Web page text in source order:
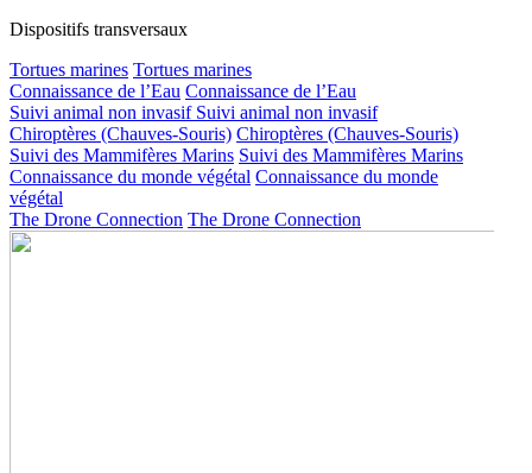
Dispositifs transversaux
Tortues marines Tortues marines
Connaissance de l’Eau Connaissance de l’Eau
Suivi animal non invasif Suivi animal non invasif
Chiroptères (Chauves-Souris) Chiroptères (Chauves-Souris)
Suivi des Mammifères Marins Suivi des Mammifères Marins
Connaissance du monde végétal Connaissance du monde
végétal
The Drone Connection The Drone Connection